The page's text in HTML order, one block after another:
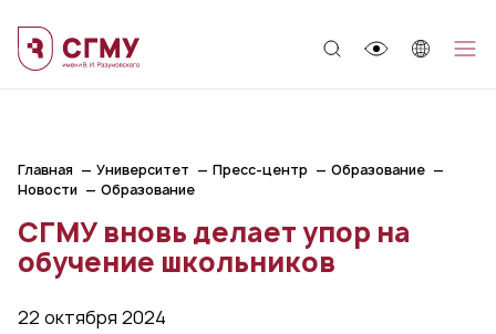
Главная Университет Пресс-центр
Образование
Новости
Образование
СГМУ вновь делает упор на
обучение школьников
22 октября 2024